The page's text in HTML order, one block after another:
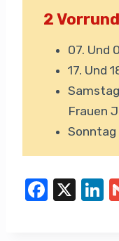
2
07. Und
17. Und
Frauen
Sonntag
F
X